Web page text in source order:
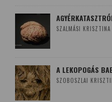
SZALMÁSI KRISZTINA
A LEKOPOGÁS
SZOBOSZLAI